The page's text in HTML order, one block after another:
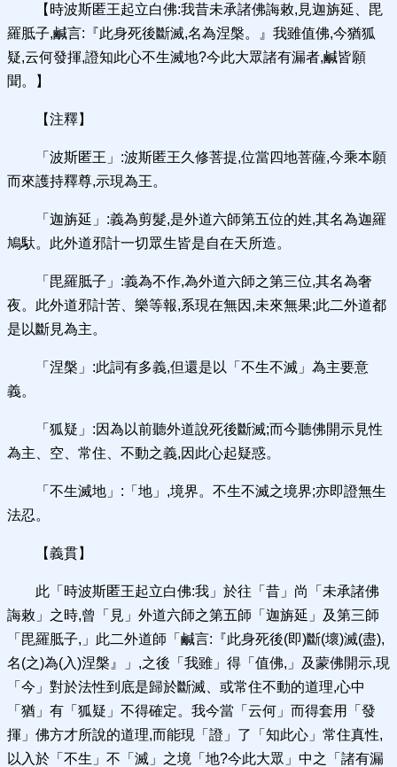
【時波斯匿王起立白佛:我昔未承諸佛誨敕,見迦旃延、毘
羅胝子,鹹言:『此身死後斷滅,名為涅槃。』我雖值佛,今猶狐
疑,云何發揮,證知此心不生滅地?今此大眾諸有漏者,鹹皆願
聞。】
【注釋】
「波斯匿王」:波斯匿王久修菩提,位當四地菩薩,今乘本願
而來護持釋尊,示現為王。
「迦旃延」:義為剪髮,是外道六師第五位的姓,其名為迦羅
鳩馱。此外道邪計一切眾生皆是自在天所造。
「毘羅胝子」:義為不作,為外道六師之第三位,其名為奢
夜。此外道邪計苦、樂等報,系現在無因,未來無果;此二外道都
是以斷見為主。
「涅槃」:此詞有多義,但還是以「不生不滅」為主要意
義。
「狐疑」:因為以前聽外道說死後斷滅;而今聽佛開示見性
為主、空、常住、不動之義,因此心起疑惑。
「不生滅地」:「地」,境界。不生不滅之境界;亦即證無生
法忍。
【義貫】
此「時波斯匿王起立白佛:我」於往「昔」尚「未承諸佛
誨敕」之時,曾「見」外道六師之第五師「迦旃延」及第三師
「毘羅胝子,」此二外道師「鹹言:『此身死後(即)斷(壞)滅(盡),
名(之)為(入)涅槃』」,之後「我雖」得「值佛,」及蒙佛開示,現
「今」對於法性到底是歸於斷滅、或常住不動的道理,心中
「猶」有「狐疑」不得確定。我今當「云何」而得套用「發
揮」佛方才所說的道理,而能現「證」了「知此心」常住真性,
以入於「不生」不「滅」之境「地?今此大眾」中之「諸有漏